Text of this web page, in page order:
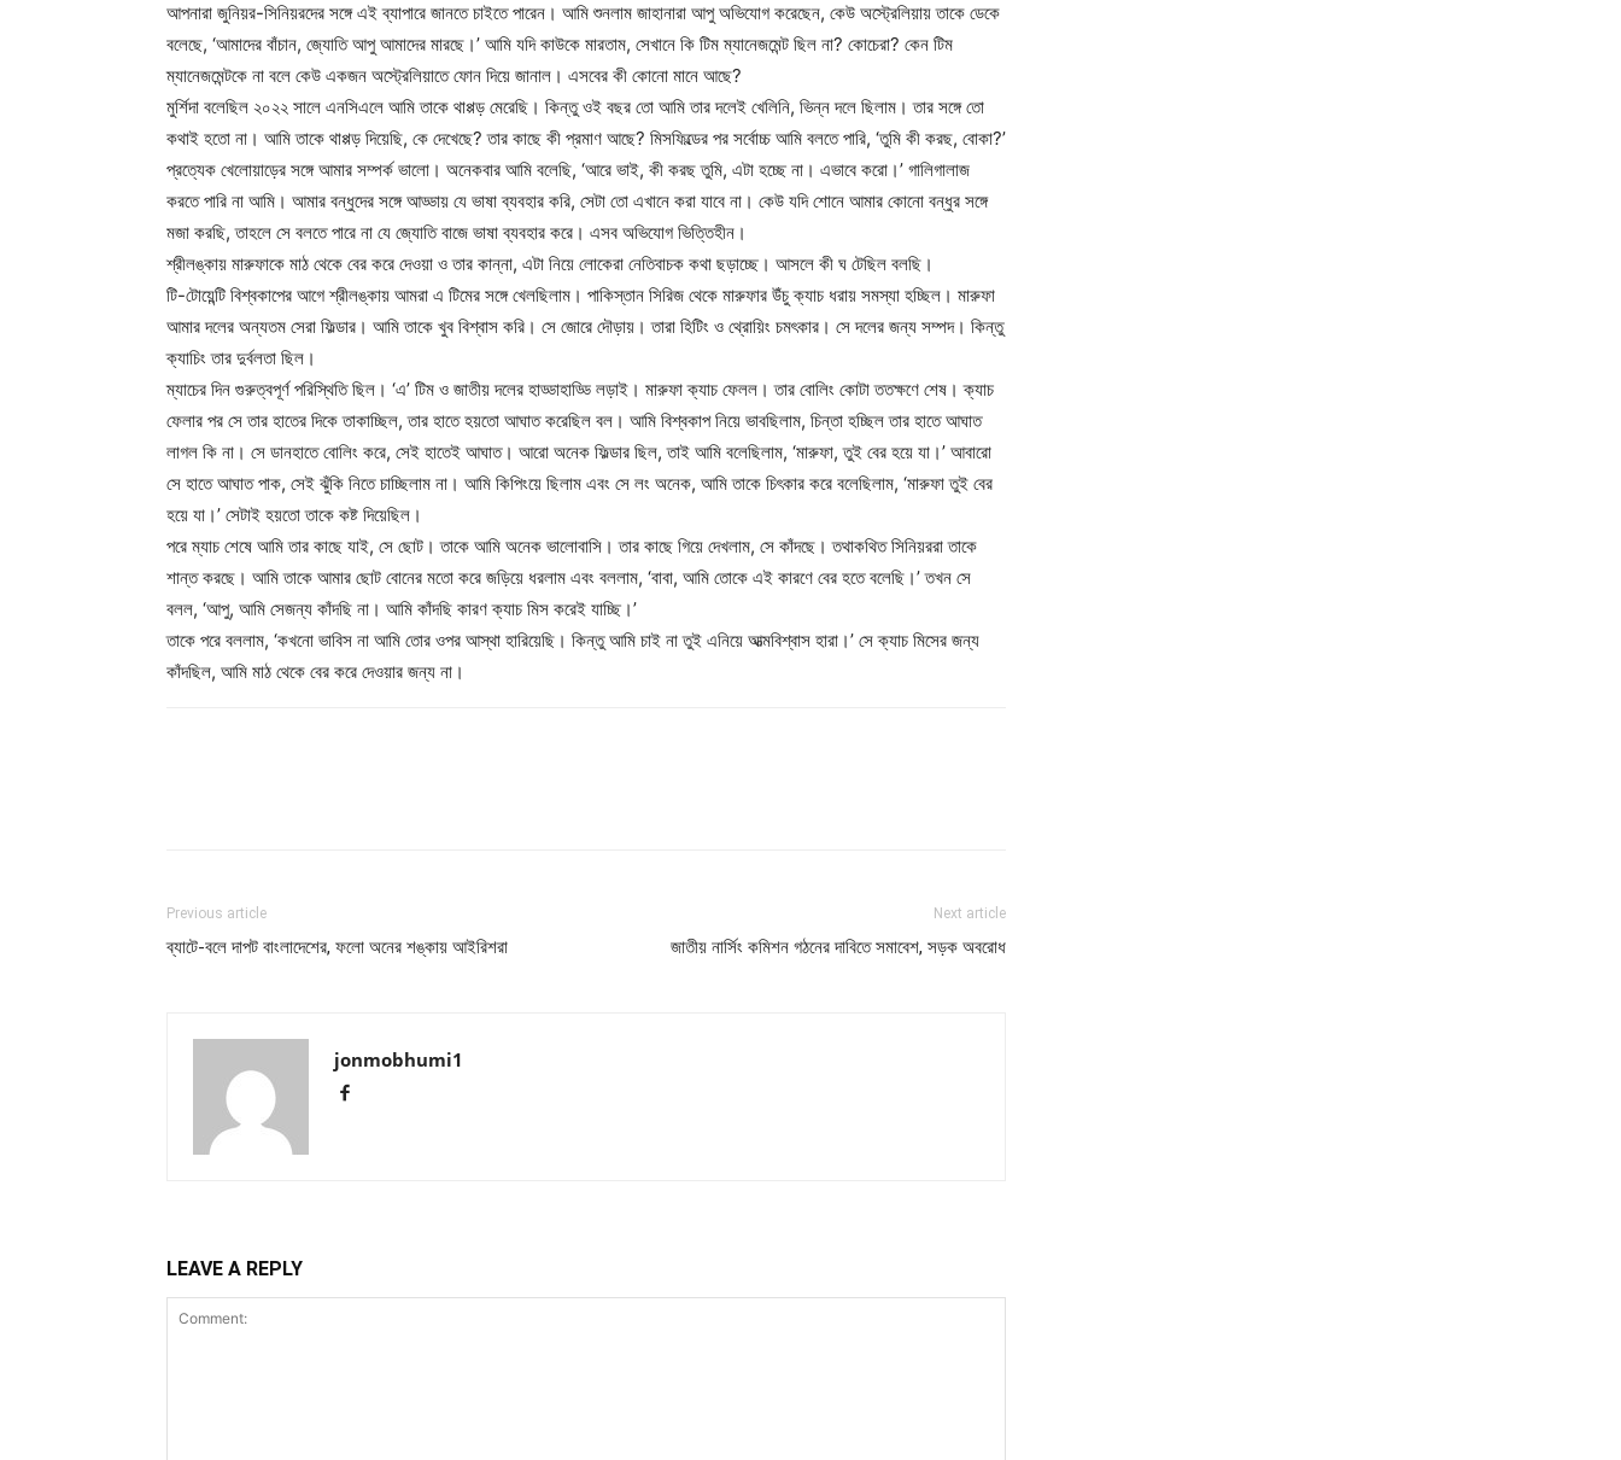
আপনারা জুনিয়র-সিনিয়রদের সঙ্গে এই ব্যাপারে জানতে চাইতে পারেন। আমি শুনলাম জাহানারা আপু অভিযোগ করেছেন, কেউ অস্ট্রেলিয়ায় তাকে ডেকে
বলেছে, ‘আমাদের বাঁচান, জ্যোতি আপু আমাদের মারছে।’ আমি যদি কাউকে মারতাম, সেখানে কি টিম ম্যানেজমেন্ট ছিল না? কোচেরা? কেন টিম
ম্যানেজমেন্টকে না বলে কেউ একজন অস্ট্রেলিয়াতে ফোন দিয়ে জানাল। এসবের কী কোনো মানে আছে?
মুর্শিদা বলেছিল ২০২২ সালে এনসিএলে আমি তাকে থাপ্পড় মেরেছি। কিন্তু ওই বছর তো আমি তার দলেই খেলিনি, ভিন্ন দলে ছিলাম। তার সঙ্গে তো
কথাই হতো না। আমি তাকে থাপ্পড় দিয়েছি, কে দেখেছে? তার কাছে কী প্রমাণ আছে? মিসফিল্ডের পর সর্বোচ্চ আমি বলতে পারি, ‘তুমি কী করছ, বোকা?’
প্রত্যেক খেলোয়াড়ের সঙ্গে আমার সম্পর্ক ভালো। অনেকবার আমি বলেছি, ‘আরে ভাই, কী করছ তুমি, এটা হচ্ছে না। এভাবে করো।’ গালিগালাজ
করতে পারি না আমি। আমার বন্ধুদের সঙ্গে আড্ডায় যে ভাষা ব্যবহার করি, সেটা তো এখানে করা যাবে না। কেউ যদি শোনে আমার কোনো বন্ধুর সঙ্গে
মজা করছি, তাহলে সে বলতে পারে না যে জ্যোতি বাজে ভাষা ব্যবহার করে। এসব অভিযোগ ভিত্তিহীন।
শ্রীলঙ্কায় মারুফাকে মাঠ থেকে বের করে দেওয়া ও তার কান্না, এটা নিয়ে লোকেরা নেতিবাচক কথা ছড়াচ্ছে। আসলে কী ঘ টেছিল বলছি।
টি-টোয়েন্টি বিশ্বকাপের আগে শ্রীলঙ্কায় আমরা এ টিমের সঙ্গে খেলছিলাম। পাকিস্তান সিরিজ থেকে মারুফার উঁচু ক্যাচ ধরায় সমস্যা হচ্ছিল। মারুফা
আমার দলের অন্যতম সেরা ফিল্ডার। আমি তাকে খুব বিশ্বাস করি। সে জোরে দৌড়ায়। তারা হিটিং ও থ্রোয়িং চমৎকার। সে দলের জন্য সম্পদ। কিন্তু
ক্যাচিং তার দুর্বলতা ছিল।
ম্যাচের দিন গুরুত্বপূর্ণ পরিস্থিতি ছিল। ‘এ’ টিম ও জাতীয় দলের হাড্ডাহাড্ডি লড়াই। মারুফা ক্যাচ ফেলল। তার বোলিং কোটা ততক্ষণে শেষ। ক্যাচ
ফেলার পর সে তার হাতের দিকে তাকাচ্ছিল, তার হাতে হয়তো আঘাত করেছিল বল। আমি বিশ্বকাপ নিয়ে ভাবছিলাম, চিন্তা হচ্ছিল তার হাতে আঘাত
লাগল কি না। সে ডানহাতে বোলিং করে, সেই হাতেই আঘাত। আরো অনেক ফিল্ডার ছিল, তাই আমি বলেছিলাম, ‘মারুফা, তুই বের হয়ে যা।’ আবারো
সে হাতে আঘাত পাক, সেই ঝুঁকি নিতে চাচ্ছিলাম না। আমি কিপিংয়ে ছিলাম এবং সে লং অনেক, আমি তাকে চিৎকার করে বলেছিলাম, ‘মারুফা তুই বের
হয়ে যা।’ সেটাই হয়তো তাকে কষ্ট দিয়েছিল।
পরে ম্যাচ শেষে আমি তার কাছে যাই, সে ছোট। তাকে আমি অনেক ভালোবাসি। তার কাছে গিয়ে দেখলাম, সে কাঁদছে। তথাকথিত সিনিয়ররা তাকে
শান্ত করছে। আমি তাকে আমার ছোট বোনের মতো করে জড়িয়ে ধরলাম এবং বললাম, ‘বাবা, আমি তোকে এই কারণে বের হতে বলেছি।’ তখন সে
বলল, ‘আপু, আমি সেজন্য কাঁদছি না। আমি কাঁদছি কারণ ক্যাচ মিস করেই যাচ্ছি।’
তাকে পরে বললাম, ‘কখনো ভাবিস না আমি তোর ওপর আস্থা হারিয়েছি। কিন্তু আমি চাই না তুই এনিয়ে আত্মবিশ্বাস হারা।’ সে ক্যাচ মিসের জন্য
কাঁদছিল, আমি মাঠ থেকে বের করে দেওয়ার জন্য না।
Previous article
ব্যাটে-বলে দাপট বাংলাদেশের, ফলো অনের শঙ্কায় আইরিশরা
Next article
জাতীয় নার্সিং কমিশন গঠনের দাবিতে সমাবেশ, সড়ক অবরোধ
jonmobhumi1
LEAVE A REPLY